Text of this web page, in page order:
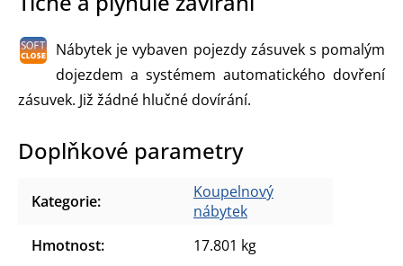
Nábytek je vybaven pojezdy zásuvek s pomalým
dojezdem a systémem automatického dovření
zásuvek. Již žádné hlučné dovírání.
Doplňkové parametry
Kategorie:
Koupelnový
nábytek
Hmotnost: 17.801 kg